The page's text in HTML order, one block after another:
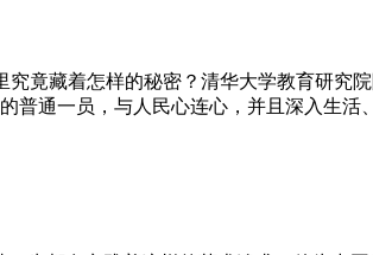
竟藏着怎样的秘密？清华大学教育研究
普通一员，与人民心连心，并且深入生